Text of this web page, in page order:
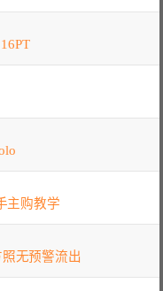
主购教学
无预警流出